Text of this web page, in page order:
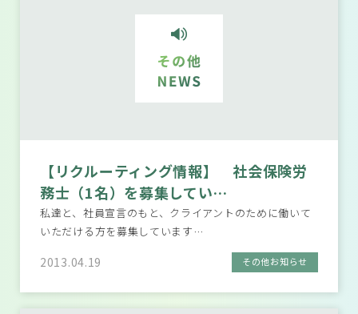
【リクルーティング情報】 社会保険労
務士（1名）を募集してい…
私達と、社員宣言のもと、クライアントのために働いて
いただける方を募集しています…
2013.04.19 その他お知らせ